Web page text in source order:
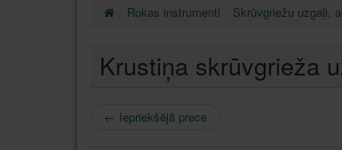
Rokas instrumenti Skrūvgriežu uzgaļi,
Krustiņa skrūvgrieža
← Iepriekšējā prece